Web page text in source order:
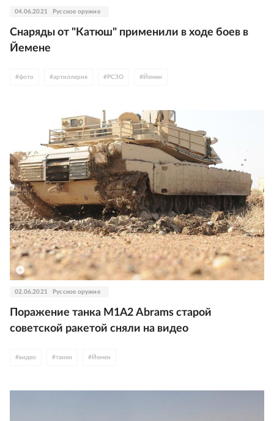
04.06.2021 Русское оружие
Снаряды от "Катюш" применили в ходе боев в
Йемене
#фото #артиллерия # РСЗО # Йемен
02.06.2021 Русское оружие
Поражение танка М1А2 Abrams старой
советской ракетой сняли на видео
#видео #танки # Йемен